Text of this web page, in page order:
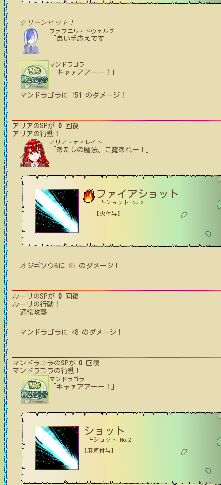
クリーンヒット！
ファフニル・ドヴェルグ
「良い手応えです」
マンドラゴラ
「キャァアアーー！」
マンドラゴラ に 151 のダメージ！
アリアのSPが 0 回復
アリアの行動！
アリア・ティレイト
「あたしの魔法、ご覧あれー！」
ファイアショット
┗ショット No.2
【火付与】
オジギソウB に 65 のダメージ！
ルーリ のSPが 0 回復
ルーリ の行動！
通常攻撃
マンドラゴラ に 48 のダメージ！
マンドラゴラのSPが 0 回復
マンドラゴラの行動！
マンドラゴラ
「キャァアアーー！」
ショット
┗ショット No.2
【麻痺付与】